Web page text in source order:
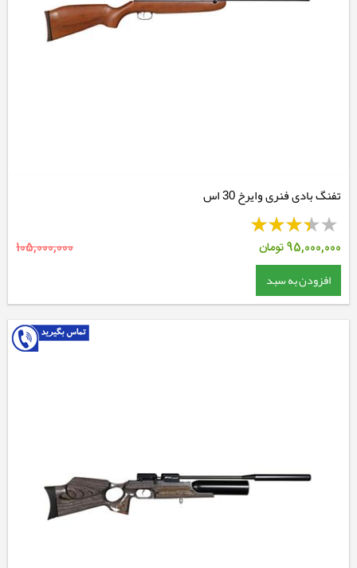
تفنگ بادی فنری وایرخ 30 اس
95,000,000تومان 105,000,000
افزودن به سبد